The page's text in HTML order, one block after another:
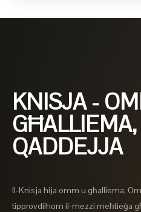
KNISJA -
QADDEJJA
Il-Knisja hija omm u għalliema.
tipprovdilhom il-mezzi meħtieġa